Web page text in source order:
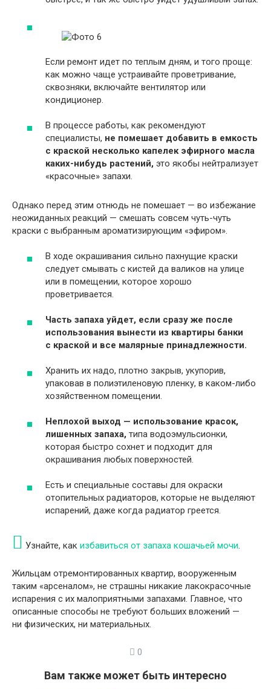
Если ремонт идет по теплым дням, и того проще:
как можно чаще устраивайте проветривание,
сквозняки, включайте вентилятор или
кондиционер.
В процессе работы, как рекомендуют
специалисты, не помешает добавить в емкость
с краской несколько капелек эфирного масла
каких-нибудь растений, это якобы нейтрализует
«красочные» запахи.
Однако перед этим отнюдь не помешает — во избежание
неожиданных реакций — смешать совсем чуть-чуть
краски с выбранным ароматизирующим «эфиром».
В ходе окрашивания сильно пахнущие краски
следует смывать с кистей да валиков на улице
или в помещении, которое хорошо
проветривается.
Часть запаха уйдет, если сразу же после
использования вынести из квартиры банки
с краской и все малярные принадлежности.
Хранить их надо, плотно закрыв, укупорив,
упаковав в полиэтиленовую пленку, в каком-либо
хозяйственном помещении.
Неплохой выход — использование красок,
лишенных запаха, типа водоэмульсионки,
которая быстро сохнет и подходит для
окрашивания любых поверхностей.
Есть и специальные составы для окраски
отопительных радиаторов, которые не выделяют
испарений, даже когда радиатор греется.
Узнайте, как избавиться от запаха кошачьей мочи.
Жильцам отремонтированных квартир, вооруженным
таким «арсеналом», не страшны никакие лакокрасочные
испарения с их малоприятными запахами. Главное, что
описанные способы не требуют больших вложений —
ни физических, ни материальных.
0
Вам также может быть интересно